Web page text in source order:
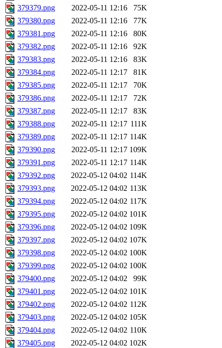
379379.png
2022-05-11 12:16
75K
379380.png
2022-05-11 12:16
77K
379381.png
2022-05-11 12:16
80K
379382.png
2022-05-11 12:16
92K
379383.png
2022-05-11 12:16
83K
379384.png
2022-05-11 12:17
81K
379385.png
2022-05-11 12:17
70K
379386.png
2022-05-11 12:17
72K
379387.png
2022-05-11 12:17
83K
379388.png
2022-05-11 12:17 111K
379389.png
2022-05-11 12:17 114K
379390.png
2022-05-11 12:17 109K
379391.png
2022-05-11 12:17 114K
379392.png
2022-05-12 04:02 114K
379393.png
2022-05-12 04:02 113K
379394.png
2022-05-12 04:02 117K
379395.png
2022-05-12 04:02 101K
379396.png
2022-05-12 04:02 109K
379397.png
2022-05-12 04:02 107K
379398.png
2022-05-12 04:02 100K
379399.png
2022-05-12 04:02 100K
379400.png
2022-05-12 04:02
99K
379401.png
2022-05-12 04:02 101K
379402.png
2022-05-12 04:02 112K
379403.png
2022-05-12 04:02 105K
379404.png
2022-05-12 04:02 110K
379405.png
2022-05-12 04:02 102K